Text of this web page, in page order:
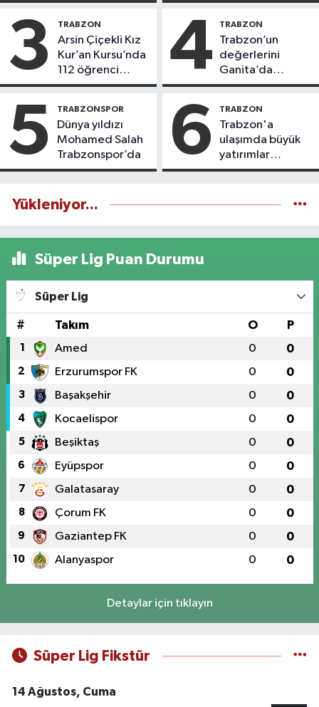
3 TRABZON
Arsin Çiçekli Kız
Kur’an Kursu’nda
112 öğrenci
icazet aldı
4 TRABZON
Trabzon’un
değerlerini
Ganita’da
yaşatıyoruz
5 TRABZONSPOR
Dünya yıldızı
Mohamed Salah
Trabzonspor’da
6 TRABZON
Trabzon'a
ulaşımda büyük
yatırımlar
yapılıyor
Yükleniyor...
Süper Lig Puan Durumu
Süper Lig
# Takım O P
1 Amed 0 0
2 Erzurumspor FK 0 0
3 Başakşehir 0 0
4 Kocaelispor 0 0
5 Beşiktaş 0 0
6 Eyüpspor 0 0
7 Galatasaray 0 0
8 Çorum FK 0 0
9 Gaziantep FK 0 0
10 Alanyaspor 0 0
Detaylar için tıklayın
Süper Lig Fikstür
14 Ağustos, Cuma